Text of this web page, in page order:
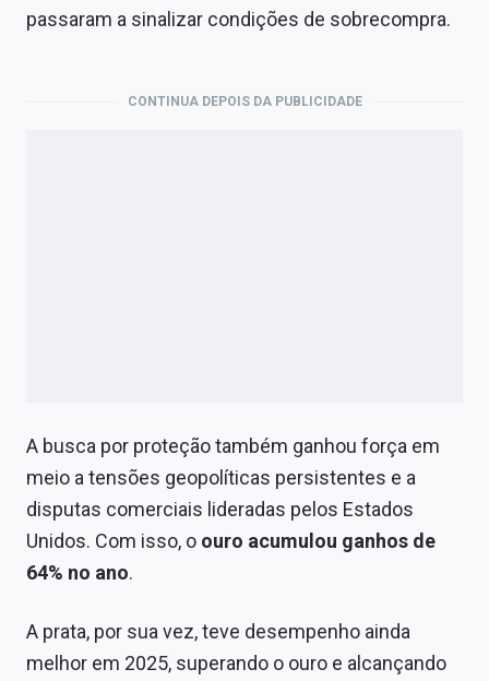
passaram a sinalizar condições de sobrecompra.
CONTINUA DEPOIS DA PUBLICIDADE
A busca por proteção também ganhou força em
meio a tensões geopolíticas persistentes e a
disputas comerciais lideradas pelos Estados
Unidos. Com isso, o ouro acumulou ganhos de
64% no ano.
A prata, por sua vez, teve desempenho ainda
melhor em 2025, superando o ouro e alcançando